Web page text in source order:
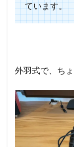
ています。
外羽式で、ち